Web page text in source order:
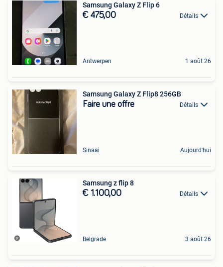
Samsung Galaxy Z Flip 6
€ 475,00 Détails
Antwerpen 1 août 26
Samsung Galaxy Z Flip8 256GB
Faire une offre Détails
Sinaai Aujourd'hui
Samsung z flip 8
€ 1.100,00 Détails
Belgrade 3 août 26